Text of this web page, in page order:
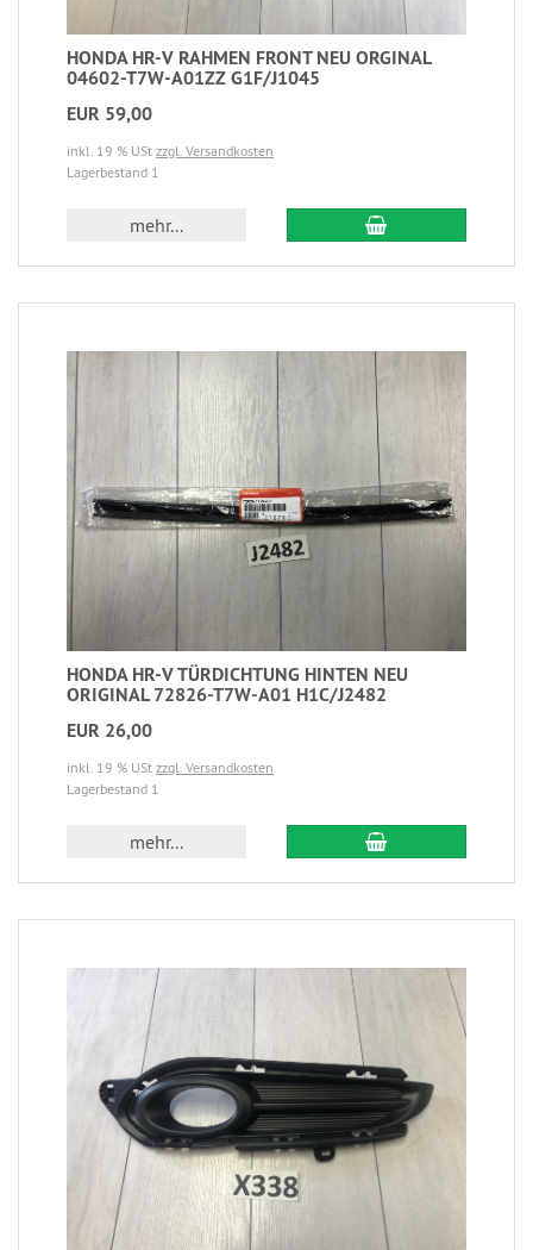
HONDA HR-V RAHMEN FRONT NEU ORGINAL
04602-T7W-A01ZZ G1F/J1045
EUR 59,00
inkl. 19 % USt zzgl. Versandkosten
Lagerbestand 1
mehr...
HONDA HR-V TÜRDICHTUNG HINTEN NEU
ORIGINAL 72826-T7W-A01 H1C/J2482
EUR 26,00
inkl. 19 % USt zzgl. Versandkosten
Lagerbestand 1
mehr...